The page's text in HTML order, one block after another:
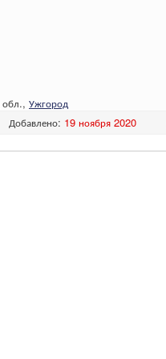
обл., Ужгород
Добавлено: 19 ноября 2020